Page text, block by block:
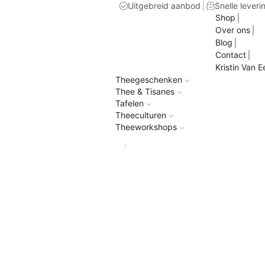
Uitgebreid aanbod Snelle
Shop
Over ons
Blog
Contact
Kristin Van
Theegeschenken
Thee & Tisanes
Tafelen
Theeculturen
Theeworkshops